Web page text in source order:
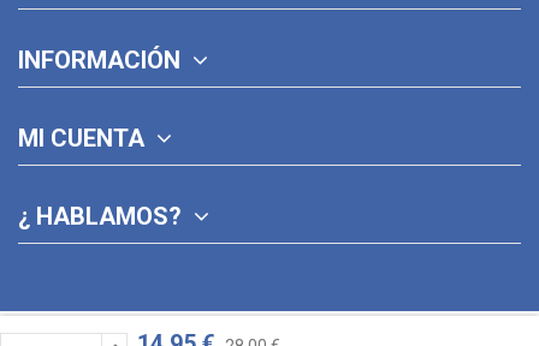
INFORMACIÓN
MI CUENTA
¿ HABLAMOS?